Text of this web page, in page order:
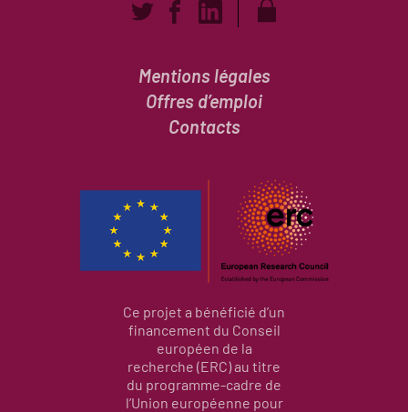
Mentions légales
Offres d’emploi
Contacts
Ce projet a bénéficié d’un
financement du Conseil
européen de la
recherche (ERC) au titre
du programme-cadre de
l’Union européenne pour